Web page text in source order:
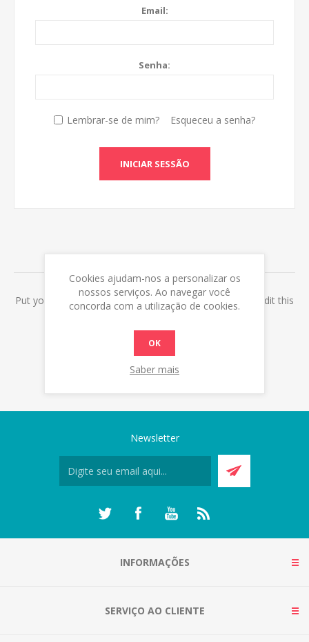
Email:
Senha:
Lembrar-se de mim? Esqueceu a senha?
INICIAR SESSÃO
Put your login / registration information here. You can edit this
Newsletter
INFORMAÇÕES
SERVIÇO AO CLIENTE
Cookies ajudam-nos a personalizar os
nossos serviços. Ao navegar você
concorda com a utilização de cookies.
OK
Saber mais